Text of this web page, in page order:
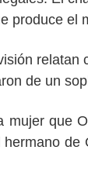
produce el
de un
mujer que